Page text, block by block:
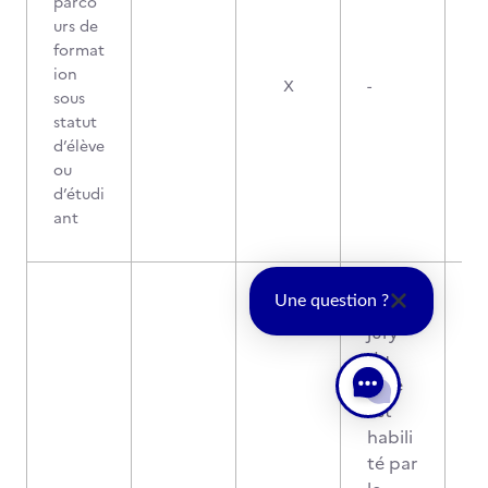
urs de
format
ion
sous
statut
d’élève
ou
d’étudi
ant
X -
Le
jury
du
titre
est
habili
té par
Une question ?